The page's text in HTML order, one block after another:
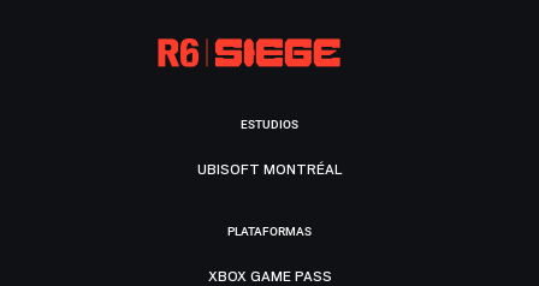
ESTUDIOS
UBISOFT MONTRÉAL
PLATAFORMAS
XBOX GAME PASS